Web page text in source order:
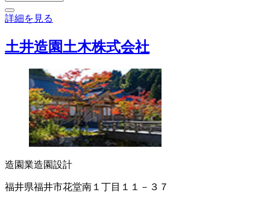
詳細を見る
土井造園土木株式会社
造園業造園設計
福井県福井市花堂南１丁目１１－３７